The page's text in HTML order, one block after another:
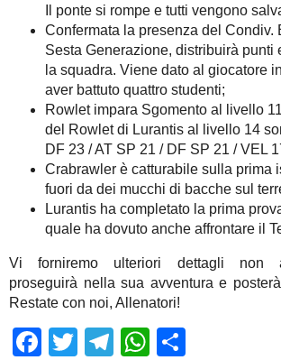
Il ponte si rompe e tutti vengono
Confermata la presenza del Condiv.
Sesta Generazione, distribuirà punti
la squadra. Viene dato al giocatore
aver battuto quattro studenti;
Rowlet impara Sgomento al livello
del Rowlet di Lurantis al livello 14
DF 23 / AT SP 21 / DF SP 21 / VEL
Crabrawler è catturabile sulla prima
fuori da dei mucchi di bacche sul
Lurantis ha completato la prima
quale ha dovuto anche affrontare il
Vi forniremo ulteriori dettagli non
proseguirà nella sua avventura e
Restate con noi, Allenatori!
Facebook
TwitterTelegram
WhatsApp